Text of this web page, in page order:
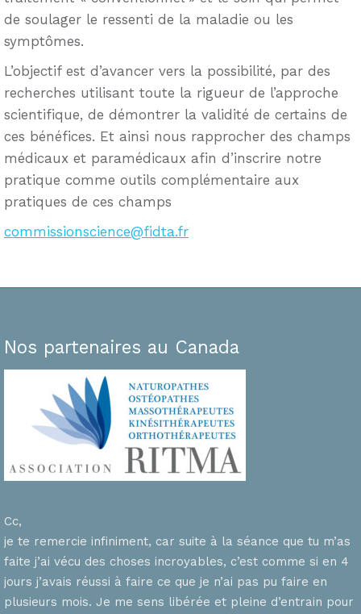
de soulager le ressenti de la maladie ou les
symptômes.
L’objectif est d’avancer vers la possibilité, par des
recherches utilisant toute la rigueur de l’approche
scientifique, de démontrer la validité de certains de
ces bénéfices. Et ainsi nous rapprocher des champs
médicaux et paramédicaux afin d’inscrire notre
pratique comme outils complémentaire aux
pratiques de ces champs
commissionscience@fidta.fr
Nos partenaires au Canada
Cc,
je te remercie infiniment, car suite à la séance que tu m’as
faite j’ai vécu des choses incroyables, c’est comme si en 4
jours j’avais réussi à faire ce que je n’ai pas pu faire en
plusieurs mois. Je me sens libérée et pleine d’entrain pour